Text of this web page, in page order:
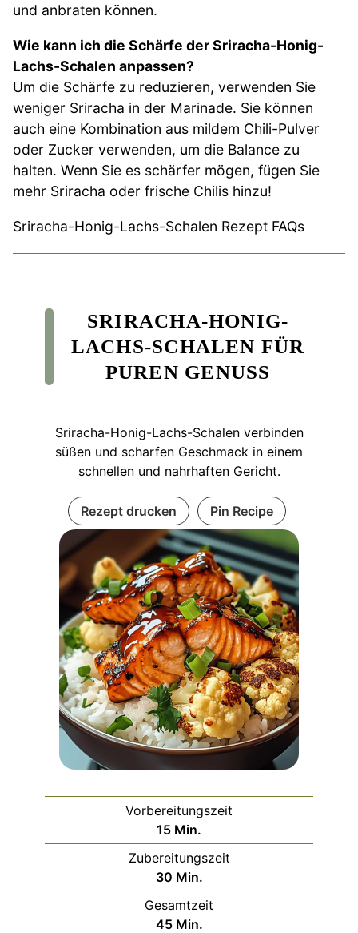
und anbraten können.
Wie kann ich die Schärfe der Sriracha-Honig-
Lachs-Schalen anpassen?
Um die Schärfe zu reduzieren, verwenden Sie
weniger Sriracha in der Marinade. Sie können
auch eine Kombination aus mildem Chili-Pulver
oder Zucker verwenden, um die Balance zu
halten. Wenn Sie es schärfer mögen, fügen Sie
mehr Sriracha oder frische Chilis hinzu!
Sriracha-Honig-Lachs-Schalen Rezept FAQs
SRIRACHA-HONIG-
LACHS-SCHALEN FÜR
PUREN GENUSS
Sriracha-Honig-Lachs-Schalen verbinden
süßen und scharfen Geschmack in einem
schnellen und nahrhaften Gericht.
Rezept drucken Pin Recipe
Vorbereitungszeit
15Minuten
Min.
Zubereitungszeit
30Minuten
Min.
Gesamtzeit
45Minuten
Min.